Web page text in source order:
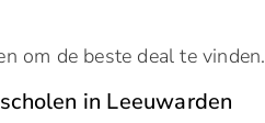
om de beste deal te vinden.
in Leeuwarden